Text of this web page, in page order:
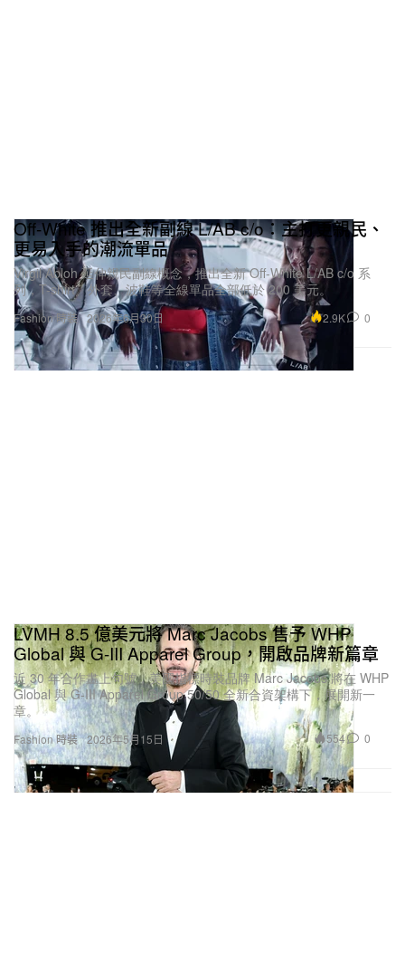
Fashion 時裝
Off-White 推出全新副線 L/AB c/o：主打更親民、
更易入手的潮流單品
Virgil Abloh 延伸親民副線概念，推出全新 Off-White L/AB c/o 系
列，T-shirt、外套、波鞋等全線單品全部低於 200 美元。
2026年6月30日 2.9K 0
Fashion 時裝
LVMH 8.5 億美元將 Marc Jacobs 售予 WHP
Global 與 G-III Apparel Group，開啟品牌新篇章
近 30 年合作畫上句號，美國指標時裝品牌 Marc Jacobs 將在 WHP
Global 與 G-III Apparel Group 50/50 全新合資架構下，展開新一
章。
2026年5月15日 554 0